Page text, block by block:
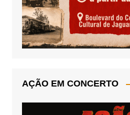
AÇÃO EM CONCERTO